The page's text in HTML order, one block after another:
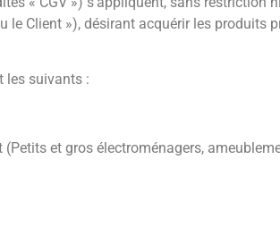
le Client »), désirant acquérir les produits
les suivants :
et gros électroménagers,